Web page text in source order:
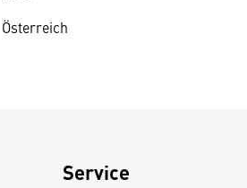
Österreich
Service